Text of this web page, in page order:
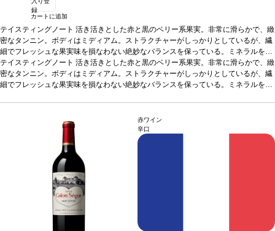
録
カートに追加
テイスティングノート 活き活きとした赤と黒のベリー系果実。非常に滑らかで、緻
密なタンニン。ボディはミディアム。ストラクチャーがしっかりとしているが、繊
細でフレッシュな果実味を損なわない絶妙なバランスを保っている。ミネラルを伴
う精密な味わいが、長く余韻まで続く。葡萄品種87% カベルネ・ソーヴィニヨ
ン、8% メルロー、3% カベルネ・フラン、2% プティ・ヴェルド
テイスティングノート 活き活きとした赤と黒のベリー系果実。非常に滑らかで、緻
密なタンニン。ボディはミディアム。ストラクチャーがしっかりとしているが、繊
細でフレッシュな果実味を損なわない絶妙なバランスを保っている。ミネラルを伴
赤ワイン
辛口